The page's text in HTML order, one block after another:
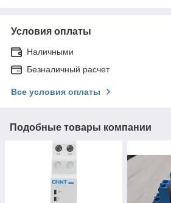
Условия оплаты
Наличными
Безналичный расчет
Все условия оплаты
Подобные товары компании